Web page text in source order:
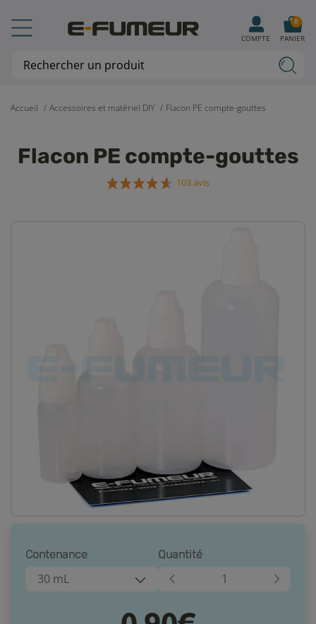
Accueil Accessoires et matériel DIY Flacon PE compte-gouttes
Flacon PE compte-gouttes
103 avis
Contenance
30 mL
Quantité
COMPTE PANIER
0